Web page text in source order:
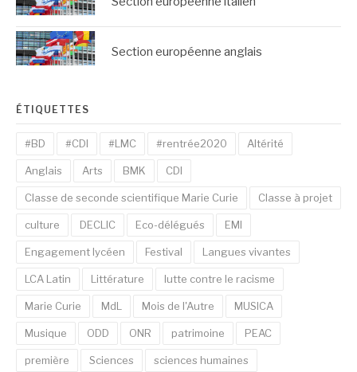
Section européenne anglais
ÉTIQUETTES
#BD #CDI #LMC #rentrée2020 Altérité
Anglais Arts BMK CDI
Classe de seconde scientifique Marie Curie Classe à projet
culture DECLIC Eco-délégués EMI
Engagement lycéen Festival Langues vivantes
LCA Latin Littérature lutte contre le racisme
Marie Curie MdL Mois de l'Autre MUSICA
Musique ODD ONR patrimoine PEAC
première Sciences sciences humaines